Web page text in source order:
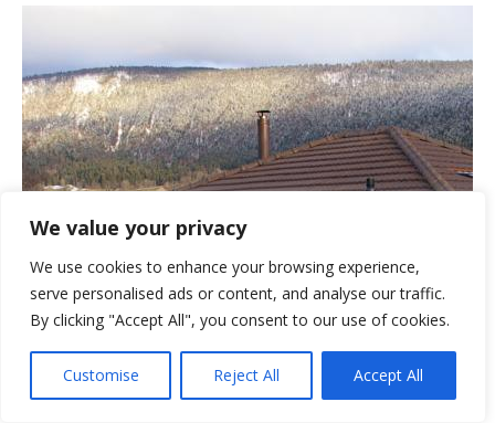
We value your privacy
We use cookies to enhance your browsing experience,
serve personalised ads or content, and analyse our traffic.
By clicking "Accept All", you consent to our use of cookies.
Customise Reject All Accept All
HÉBERGEMENTS